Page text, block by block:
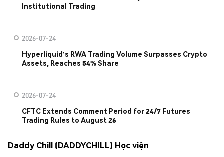
Institutional Trading
2026-07-24
Hyperliquid's RWA Trading Volume Surpasses Crypto
Assets, Reaches 54% Share
2026-07-24
CFTC Extends Comment Period for 24/7 Futures
Trading Rules to August 26
Daddy Chill (DADDYCHILL) Học viện